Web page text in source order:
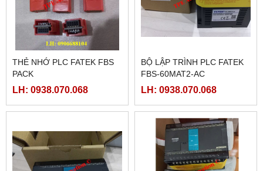
THẺ NHỚ PLC FATEK FBS
PACK
LH: 0938.070.068
BỘ LẬP TRÌNH PLC FATEK
FBS-60MAT2-AC
LH: 0938.070.068